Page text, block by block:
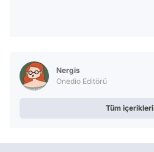
Nergis
Onedio Editörü
Tüm içerikleri